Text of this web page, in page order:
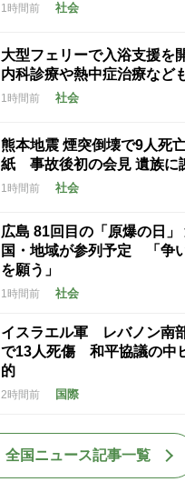
1時間前 社会
大型フェリーで入浴支援
内科診療や熱中症治療など
1時間前 社会
熊本地震 煙突倒壊で9人死
紙 事故後初の会見 遺族に
1時間前 社会
広島 81回目の「原爆の日」
国・地域が参列予定 「争
を願う」
1時間前 社会
イスラエル軍 レバノン南
で13人死傷 和平協議の中
的
2時間前 国際
全国ニュース記事一覧